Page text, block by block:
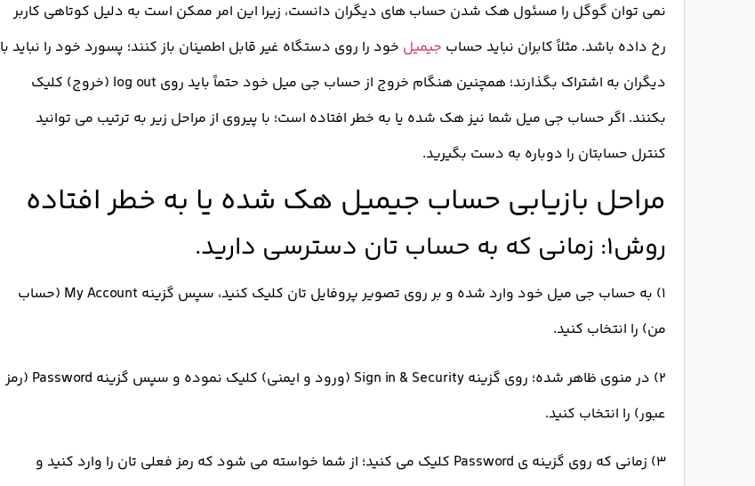
نمی توان گوگل را مسئول هک شدن حساب های دیگران دانست، زیرا این امر ممکن است به دلیل کوتاهی کاربر
رخ داده باشد. مثلاً کابران نباید حساب جیمیل خود را روی دستگاه غیر قابل اطمینان باز کنند؛ پسورد خود را نباید با
دیگران به اشتراک بگذارند؛ همچنین هنگام خروج از حساب جی میل خود حتماً باید روی log out (خروج) کلیک
بکنند. اگر حساب جی میل شما نیز هک شده یا به خطر افتاده است؛ با پیروی از مراحل زیر به ترتیب می توانید
کنترل حسابتان را دوباره به دست بگیرید.
مراحل بازیابی حساب جیمیل هک شده یا به خطر افتاده
روش۱: زمانی که به حساب تان دسترسی دارید.
۱) به حساب جی میل خود وارد شده و بر روی تصویر پروفایل تان کلیک کنید، سپس گزینه My Account (حساب
من) را انتخاب کنید.
۲) در منوی ظاهر شده؛ روی گزینه Sign in & Security (ورود و ایمنی) کلیک نموده و سپس گزینه Password (رمز
عبور) را انتخاب کنید.
۳) زمانی که روی گزینه ی Password کلیک می کنید؛ از شما خواسته می شود که رمز فعلی تان را وارد کنید و